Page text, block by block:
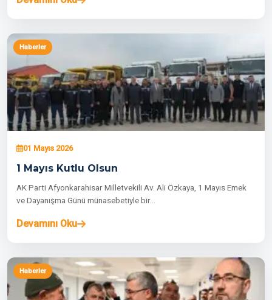
Haberler
01 Mayıs 2026
1 Mayıs Kutlu Olsun
AK Parti Afyonkarahisar Milletvekili Av. Ali Özkaya, 1 Mayıs Emek
ve Dayanışma Günü münasebetiyle bir…
Devamını Oku
Haberler